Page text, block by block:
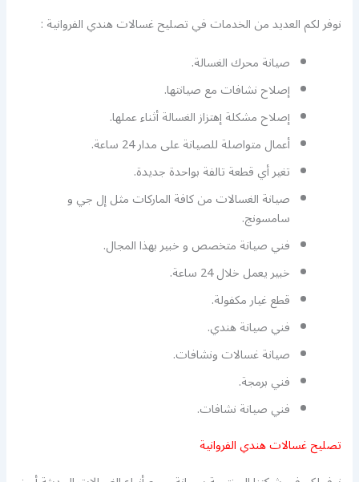
نوفر لكم العديد من الخدمات في تصليح غسالات هندي الفروانية :
صيانة محرك الغسالة.
إصلاح نشافات مع صيانتها.
إصلاح مشكلة إهتزاز الغسالة أثناء عملها.
أعمال متواصلة للصيانة على مدار 24 ساعة.
تغير أي قطعة تالفة بواحدة جديدة.
صيانة الغسالات من كافة الماركات مثل إل جي و
سامسونج.
فني صيانة متخصص و خبير بهذا المجال.
خبير يعمل خلال 24 ساعة.
قطع غيار مكفولة.
فني صيانة هندي.
صيانة غسالات ونشافات.
فني برمجة.
فني صيانة نشافات.
تصليح غسالات هندي الفروانية